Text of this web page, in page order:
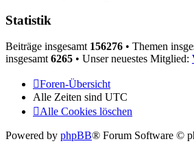
Statistik
Beiträge insgesamt 156276 • Themen
insgesamt 6265 • Unser neuestes Mitglied:
Foren-Übersicht
Alle Zeiten sind UTC
Alle Cookies löschen
Powered by phpBB® Forum Software ©